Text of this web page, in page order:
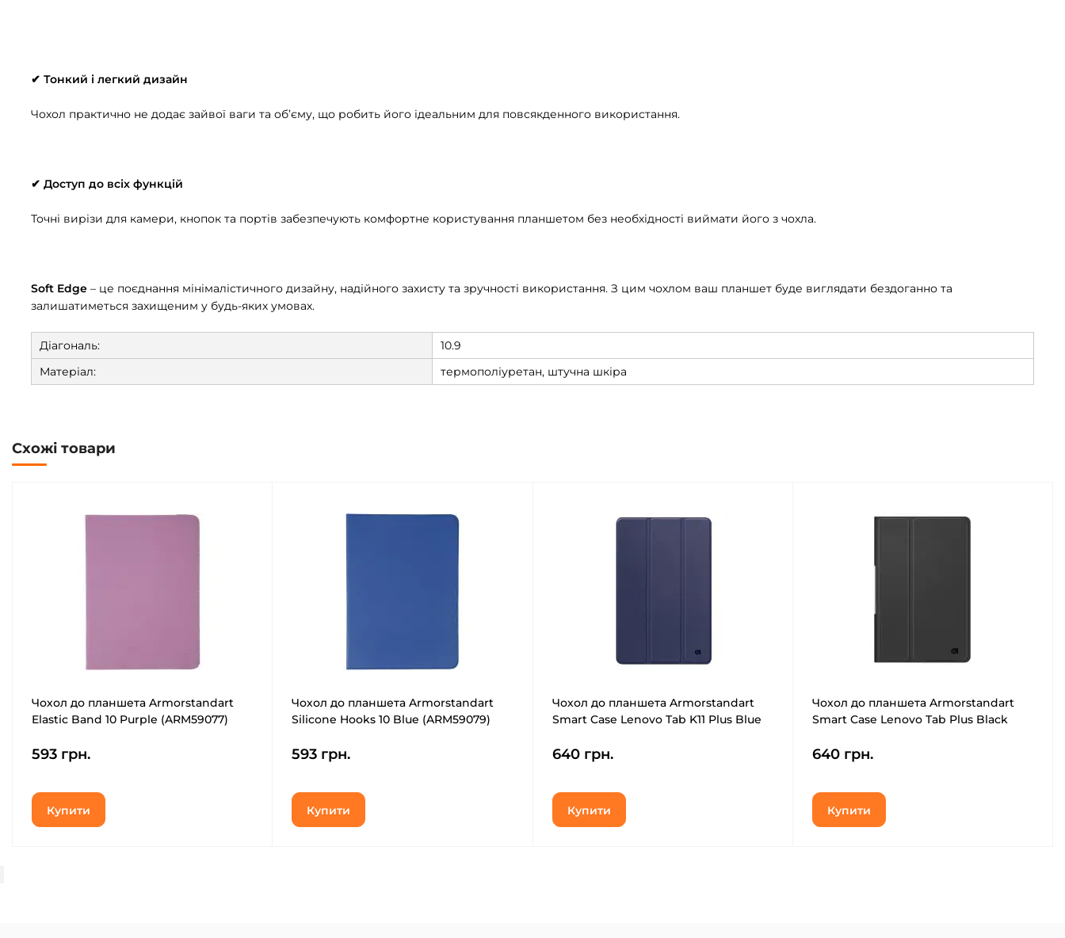
✔ Тонкий і легкий дизайн
Чохол практично не додає зайвої ваги та об’єму, що робить його ідеальним для повсякденного використання.
✔ Доступ до всіх функцій
Точні вирізи для камери, кнопок та портів забезпечують комфортне користування планшетом без необхідності виймати його з чохла.
Soft Edge – це поєднання мінімалістичного дизайну, надійного захисту та зручності використання. З цим чохлом ваш планшет буде виглядати бездоганно та
залишатиметься захищеним у будь-яких умовах.
Діагональ:
10.9
Матеріал:
термополіуретан, штучна шкіра
Схожі товари
Чохол до планшета Armorstandart
Elastic Band 10 Purple (ARM59077)
593 грн.
Купити
Чохол до планшета Armorstandart
Silicone Hooks 10 Blue (ARM59079)
593 грн.
Купити
Чохол до планшета Armorstandart
Smart Case Lenovo Tab K11 Plus Blue
640 грн.
Купити
Чохол до планшета Armorstandart
Smart Case Lenovo Tab Plus Black
640 грн.
Купити